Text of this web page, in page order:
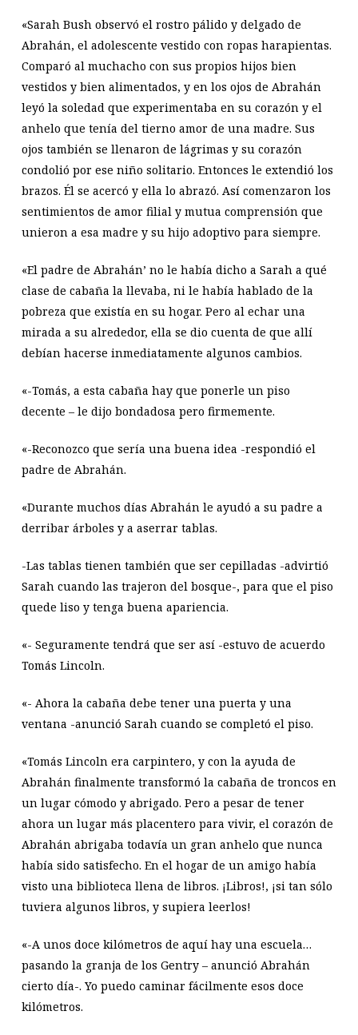
«Sarah Bush observó el rostro pálido y delgado de
Abrahán, el adolescente vestido con ropas harapientas.
Comparó al muchacho con sus propios hijos bien
vestidos y bien alimentados, y en los ojos de Abrahán
leyó la soledad que experimentaba en su corazón y el
anhelo que tenía del tierno amor de una madre. Sus
ojos también se llenaron de lágrimas y su corazón
condolió por ese niño solitario. Entonces le extendió los
brazos. Él se acercó y ella lo abrazó. Así comenzaron los
sentimientos de amor filial y mutua comprensión que
unieron a esa madre y su hijo adoptivo para siempre.
«El padre de Abrahán’ no le había dicho a Sarah a qué
clase de cabaña la llevaba, ni le había hablado de la
pobreza que existía en su hogar. Pero al echar una
mirada a su alrededor, ella se dio cuenta de que allí
debían hacerse inmediatamente algunos cambios.
«-Tomás, a esta cabaña hay que ponerle un piso
decente – le dijo bondadosa pero firmemente.
«-Reconozco que sería una buena idea -respondió el
padre de Abrahán.
«Durante muchos días Abrahán le ayudó a su padre a
derribar árboles y a aserrar tablas.
-Las tablas tienen también que ser cepilladas -advirtió
Sarah cuando las trajeron del bosque-, para que el piso
quede liso y tenga buena apariencia.
«- Seguramente tendrá que ser así -estuvo de acuerdo
Tomás Lincoln.
«- Ahora la cabaña debe tener una puerta y una
ventana -anunció Sarah cuando se completó el piso.
«Tomás Lincoln era carpintero, y con la ayuda de
Abrahán finalmente transformó la cabaña de troncos en
un lugar cómodo y abrigado. Pero a pesar de tener
ahora un lugar más placentero para vivir, el corazón de
Abrahán abrigaba todavía un gran anhelo que nunca
había sido satisfecho. En el hogar de un amigo había
visto una biblioteca llena de libros. ¡Libros!, ¡si tan sólo
tuviera algunos libros, y supiera leerlos!
«-A unos doce kilómetros de aquí hay una escuela…
pasando la granja de los Gentry – anunció Abrahán
cierto día-. Yo puedo caminar fácilmente esos doce
kilómetros.